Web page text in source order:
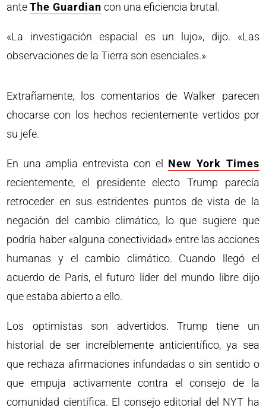
anteThe Guardian con una eficiencia brutal.
«La investigación espacial es un lujo», dijo. «Las
observaciones de la Tierra son esenciales.»
Extrañamente, los comentarios de Walker parecen
chocarse con los hechos recientemente vertidos por
su jefe.
En una amplia entrevista con el New York Times
recientemente, el presidente electo Trump parecía
retroceder en sus estridentes puntos de vista de la
negación del cambio climático, lo que sugiere que
podría haber «alguna conectividad» entre las acciones
humanas y el cambio climático. Cuando llegó el
acuerdo de París, el futuro líder del mundo libre dijo
que estaba abierto a ello.
Los optimistas son advertidos. Trump tiene un
historial de ser increíblemente anticientífico, ya sea
que rechaza afirmaciones infundadas o sin sentido o
que empuja activamente contra el consejo de la
comunidad científica. El consejo editorial del NYT ha